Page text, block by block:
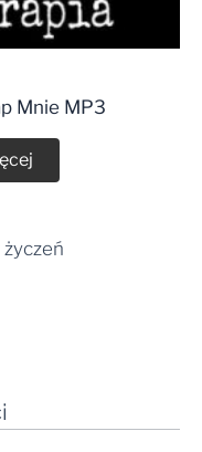
Mnie MP3